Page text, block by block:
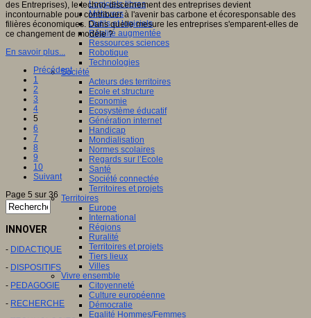
Logiciels libres
Métavers
Outils et logiciels
Réalité augmentée
Ressources sciences
Robotique
Technologies
Société
Acteurs des territoires
Ecole et structure
Economie
Ecosystème éducatif
Génération internet
Handicap
Mondialisation
Normes scolaires
Regards sur l’Ecole
Santé
Société connectée
Territoires et projets
Territoires
Europe
International
Régions
Ruralité
Territoires et projets
Tiers lieux
Villes
Vivre ensemble
Citoyenneté
Culture européenne
Démocratie
Egalité Hommes/Femmes
des Entreprises), le techno-discernement des entreprises devient
incontournable pour contribuer à l'avenir bas carbone et écoresponsable des
filières économiques. Dans quelle mesure les entreprises s'emparent-elles de
ce changement de modèle ?
En savoir plus...
Précédent
1
2
3
4
5
6
7
8
9
10
Suivant
Page 5 sur 36
INNOVER
- DIDACTIQUE
- DISPOSITIFS
- PEDAGOGIE
- RECHERCHE